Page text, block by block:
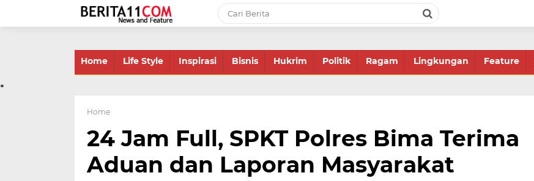
Home Life Style Inspirasi Bisnis Hukrim Politik Ragam Lingkungan Feature
.
Home
24 Jam Full, SPKT Polres Bima Terima
Aduan dan Laporan Masyarakat